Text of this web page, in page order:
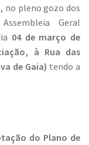
no pleno gozo dos
Geral
04 de março de
à Rua das
de Gaia) tendo a
do Plano de